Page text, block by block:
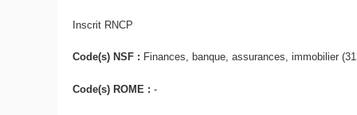
Inscrit RNCP
Code(s) NSF : Finances, banque, assurances, immobilier
Code(s) ROME :-